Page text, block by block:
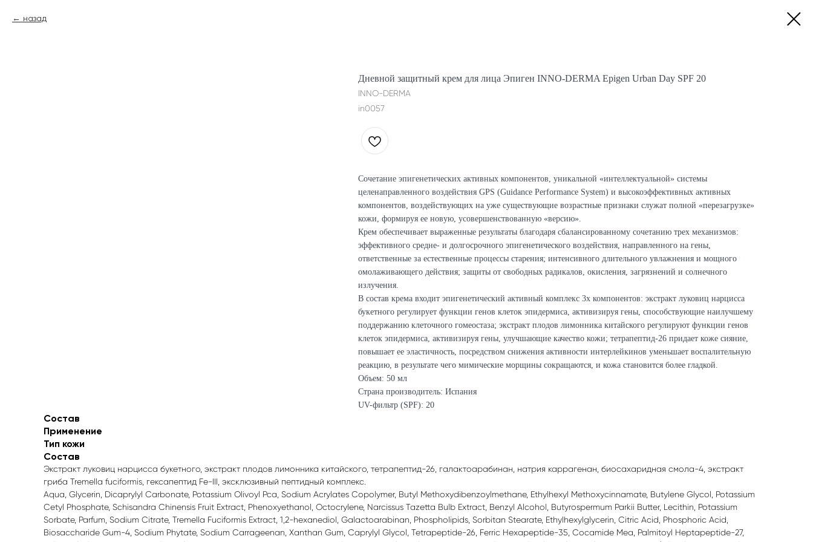
назад
Дневной защитный крем для лица Эпиген INNO-DERMA Epigen Urban Day SPF 20
INNO-DERMA
in0057
Сочетание эпигенетических активных компонентов, уникальной «интеллектуальной» системы
целенаправленного воздействия GPS (Guidance Performance System) и высокоэффективных активных
компонентов, воздействующих на уже существующие возрастные признаки cлужат полной «перезагрузке»
кожи, формируя ее новую, усовершенствованную «версию».
Крем обеспечивает выраженные результаты благодаря сбалансированному сочетанию трех механизмов:
эффективного средне- и долгосрочного эпигенетического воздействия, направленного на гены,
ответственные за естественные процессы старения; интенсивного длительного увлажнения и мощного
омолаживающего действия; защиты от свободных радикалов, окисления, загрязнений и солнечного
излучения.
В состав крема входит эпигенетический активный комплекс 3х компонентов: экстракт луковиц нарцисса
букетного регулирует функции генов клеток эпидермиса, активизируя гены, способствующие наилучшему
поддержанию клеточного гомеостаза; экстракт плодов лимонника китайского регулируют функции генов
клеток эпидермиса, активизируя гены, улучшающие качество кожи; тетрапептид-26 придает коже сияние,
повышает ее эластичность, посредством снижения активности интерлейкинов уменьшает воспалительную
реакцию, в результате чего мимические морщины сокращаются, и кожа становится более гладкой.
Объем: 50 мл
Страна производитель: Испания
UV-фильтр (SPF): 20
Состав
Применение
Тип кожи
Состав
Экстракт луковиц нарцисса букетного, экстракт плодов лимонника китайского, тетрапептид-26, галактоарабинан, натрия каррагенан, биосахаридная смола-4, экстракт
гриба Tremella fuciformis, гексапептид Fe-III, эксклюзивный пептидный комплекс.
Aqua, Glycerin, Dicaprylyl Carbonate, Potassium Olivoyl Pca, Sodium Acrylates Copolymer, Butyl Methoxydibenzoylmethane, Ethylhexyl Methoxycinnamate, Butylene Glycol, Potassium
Cetyl Phosphate, Schisandra Chinensis Fruit Extract, Phenoxyethanol, Octocrylene, Narcissus Tazetta Bulb Extract, Benzyl Alcohol, Butyrospermum Parkii Butter, Lecithin, Potassium
Sorbate, Parfum, Sodium Citrate, Tremella Fuciformis Extract, 1,2-hexanediol, Galactoarabinan, Phospholipids, Sorbitan Stearate, Ethylhexylglycerin, Citric Acid, Phosphoric Acid,
Biosaccharide Gum-4, Sodium Phytate, Sodium Carrageenan, Xanthan Gum, Caprylyl Glycol, Tetrapeptide-26, Ferric Hexapeptide-35, Cocamide Mea, Palmitoyl Heptapeptide-27,